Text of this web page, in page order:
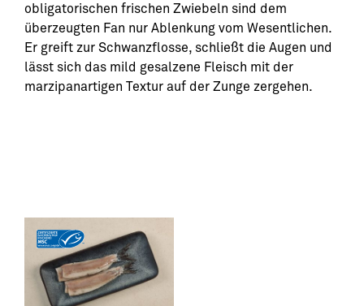
obligatorischen frischen Zwiebeln sind dem
überzeugten Fan nur Ablenkung vom Wesentlichen.
Er greift zur Schwanzflosse, schließt die Augen und
lässt sich das mild gesalzene Fleisch mit der
marzipanartigen Textur auf der Zunge zergehen.